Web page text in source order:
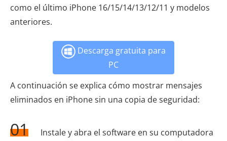
como el último iPhone 16/15/14/13/12/11 y modelos
anteriores.
Descarga gratuita para
PC
A continuación se explica cómo mostrar mensajes
eliminados en iPhone sin una copia de seguridad:
01
Instale y abra el software en su computadora